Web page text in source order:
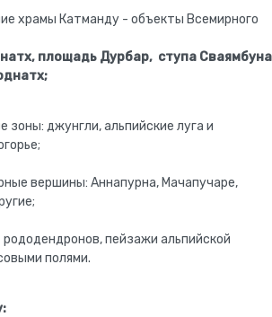
храмы Катманду - объекты Всемирного
площадь Дурбар, ступа
зоны: джунгли, альпийские луга и
вершины: Аннапурна, Мачапучаре,
пейзажи альпийской
полями.